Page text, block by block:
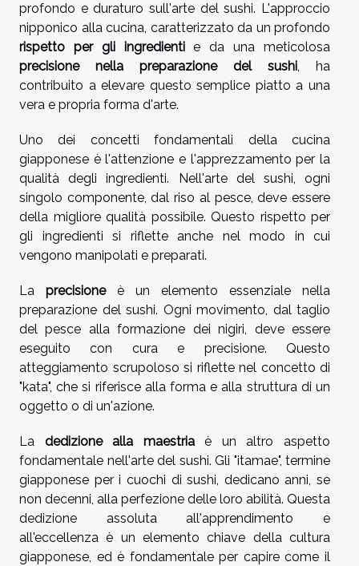
profondo e duraturo sull'arte del sushi. L'approccio
nipponico alla cucina, caratterizzato da un profondo
rispetto per gli ingredientie da una meticolosa
precisione nella preparazione del sushi, ha
contribuito a elevare questo semplice piatto a una
vera e propria forma d'arte.
Uno dei concetti fondamentali della cucina
giapponese è l'attenzione e l'apprezzamento per la
qualità degli ingredienti. Nell'arte del sushi, ogni
singolo componente, dal riso al pesce, deve essere
della migliore qualità possibile. Questo rispetto per
gli ingredienti si riflette anche nel modo in cui
vengono manipolati e preparati.
La precisioneè un elemento essenziale nella
preparazione del sushi. Ogni movimento, dal taglio
del pesce alla formazione dei nigiri, deve essere
eseguito con cura e precisione. Questo
atteggiamento scrupoloso si riflette nel concetto di
"kata", che si riferisce alla forma e alla struttura di un
oggetto o di un'azione.
La dedizione alla maestriaè un altro aspetto
fondamentale nell'arte del sushi. Gli "itamae", termine
giapponese per i cuochi di sushi, dedicano anni, se
non decenni, alla perfezione delle loro abilità. Questa
dedizione assoluta all'apprendimento e
all'eccellenza è un elemento chiave della cultura
giapponese, ed è fondamentale per capire come il